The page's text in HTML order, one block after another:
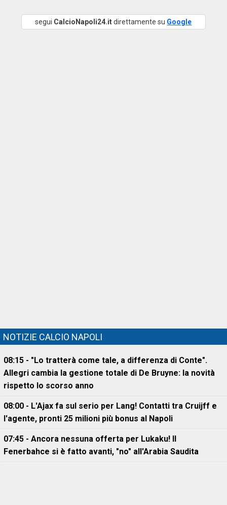
segui CalcioNapoli24.itdirettamente su Google
NOTIZIE CALCIO NAPOLI
08:15 - "Lo tratterà come tale, a differenza di Conte".
Allegri cambia la gestione totale di De Bruyne: la novità
rispetto lo scorso anno
08:00 - L'Ajax fa sul serio per Lang! Contatti tra Cruijff e
l'agente, pronti 25 milioni più bonus al Napoli
07:45 - Ancora nessuna offerta per Lukaku! Il
Fenerbahce si è fatto avanti, "no" all'Arabia Saudita